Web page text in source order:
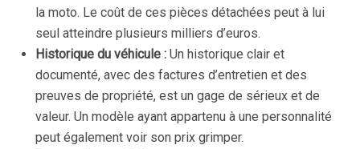
la moto. Le coût de ces pièces détachées peut à lui
seul atteindre plusieurs milliers d’euros.
Historique du véhicule : Un historique clair et
documenté, avec des factures d’entretien et des
preuves de propriété, est un gage de sérieux et de
valeur. Un modèle ayant appartenu à une personnalité
peut également voir son prix grimper.